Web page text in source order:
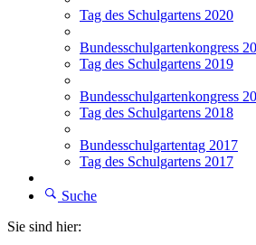
Tag des Schulgartens 2020
Bundesschulgartenkongress
Tag des Schulgartens 2019
Bundesschulgartenkongress
Tag des Schulgartens 2018
Bundesschulgartentag 2017
Tag des Schulgartens 2017
Suche
Sie sind hier: